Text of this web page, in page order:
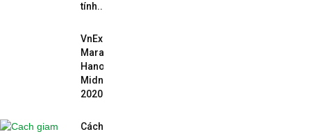
tính...
VnExpress
Marathon
Hanoi
Midnight
2020
Cách